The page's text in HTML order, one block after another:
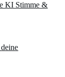
KI Stimme &